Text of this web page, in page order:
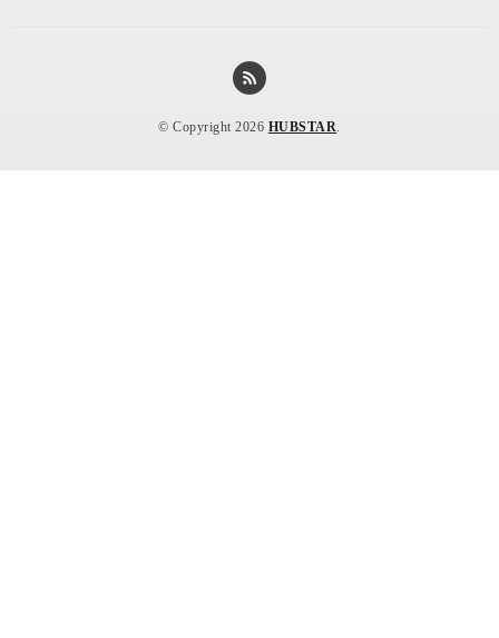
© Copyright 2026 HUBSTAR.